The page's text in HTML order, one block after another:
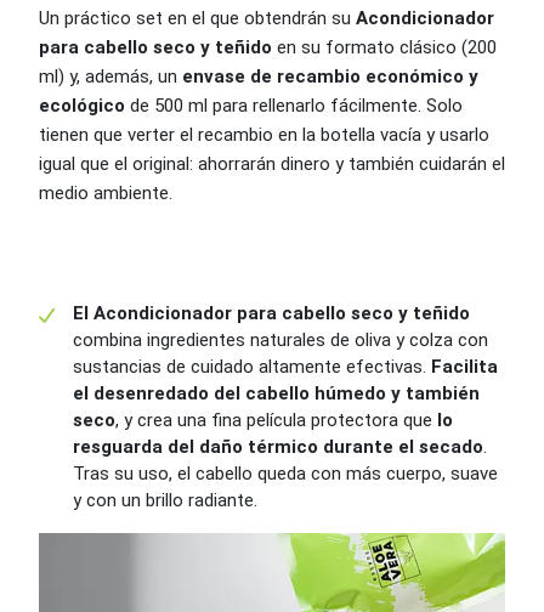
Un práctico set en el que obtendrán su Acondicionador
para cabello seco y teñido en su formato clásico (200
ml) y, además, un envase de recambio económico y
ecológico de 500 ml para rellenarlo fácilmente. Solo
tienen que verter el recambio en la botella vacía y usarlo
igual que el original: ahorrarán dinero y también cuidarán el
medio ambiente.
El Acondicionador para cabello seco y teñido
combina ingredientes naturales de oliva y colza con
sustancias de cuidado altamente efectivas. Facilita
el desenredado del cabello húmedo y también
seco, y crea una fina película protectora que lo
resguarda del daño térmico durante el secado.
Tras su uso, el cabello queda con más cuerpo, suave
y con un brillo radiante.